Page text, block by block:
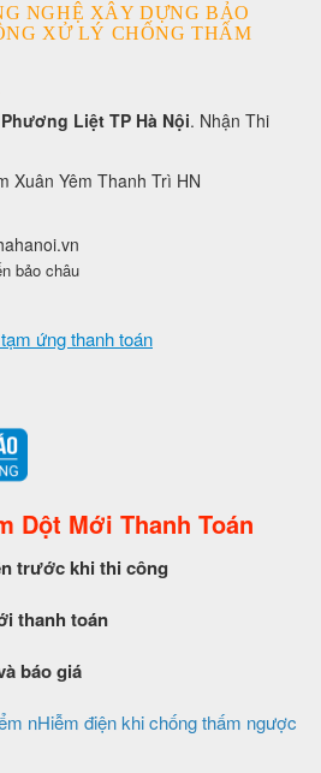
NGHỆ XÂY DỰNG BẢO
XỬ LÝ CHỐNG THẤM
Liệt TP Hà Nội. Nhận Thi
Xuân Yêm Thanh Trì HN
bảo châu
ứng thanh toán
Dột Mới Thanh Toán
trước khi thi công
thanh toán
báo giá
nHiễm điện khi chống thấm ngược